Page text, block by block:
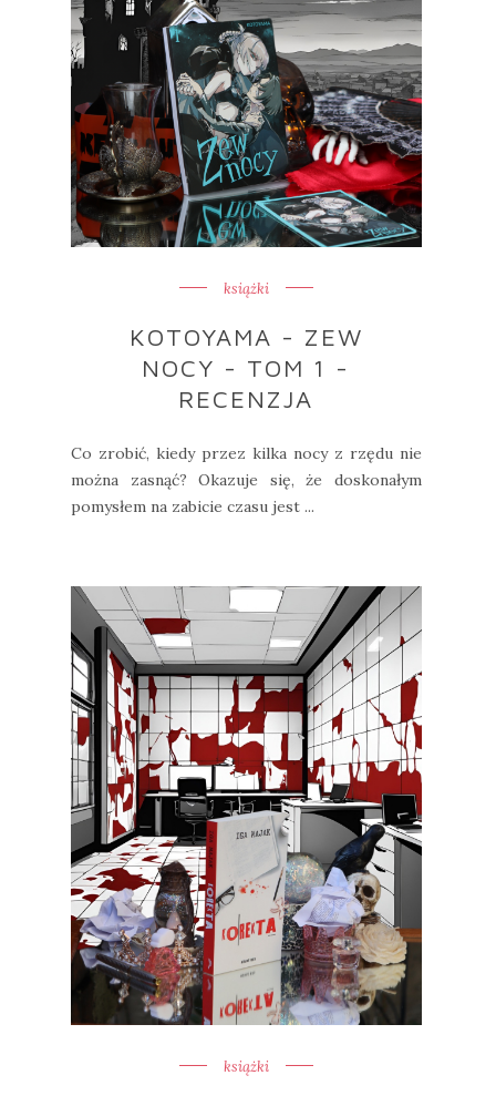
książki
KOTOYAMA - ZEW
NOCY - TOM 1 -
RECENZJA
Co zrobić, kiedy przez kilka nocy z rzędu nie
można zasnąć? Okazuje się, że doskonałym
pomysłem na zabicie czasu jest ...
książki